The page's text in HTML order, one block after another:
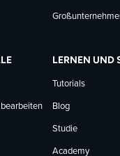
LERNEN UND
Tutorials
Blog
Studie
Academy